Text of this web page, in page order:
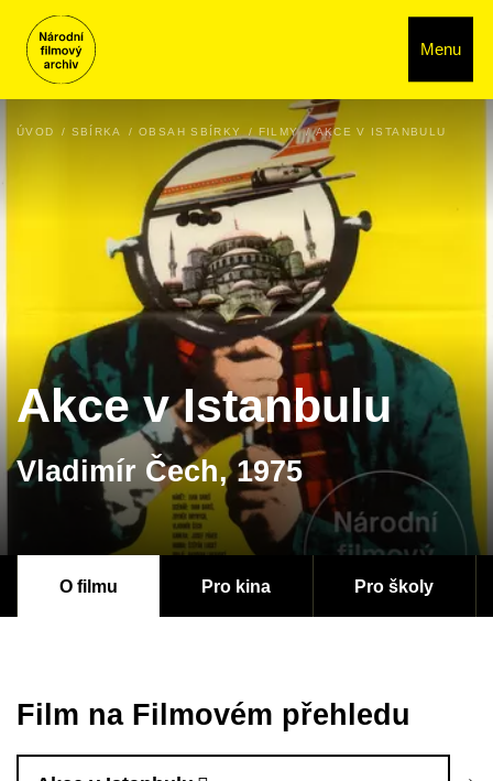
Menu
ÚVOD SBÍRKA OBSAH SBÍRKY FILMY AKCE V ISTANBULU
Akce v Istanbulu
Vladimír Čech, 1975
O filmu Pro kina Pro školy
Film na Filmovém přehledu